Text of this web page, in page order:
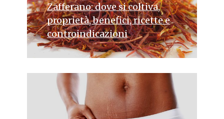
Zafferano: dove si coltiva,
proprietà, benefici, ricette e
controindicazioni